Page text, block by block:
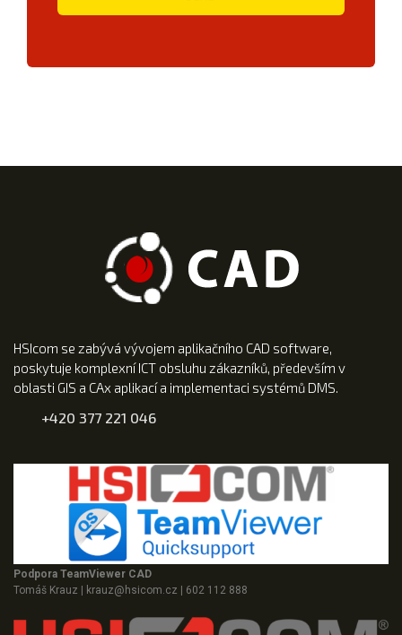
HSIcom se zabývá vývojem aplikačního CAD software,
poskytuje komplexní ICT obsluhu zákazníků, především v
oblasti GIS a CAx aplikací a implementaci systémů DMS.
+420 377 221 046
Podpora TeamViewer CAD
Tomáš Krauz
krauz@hsicom.cz 602 112 888